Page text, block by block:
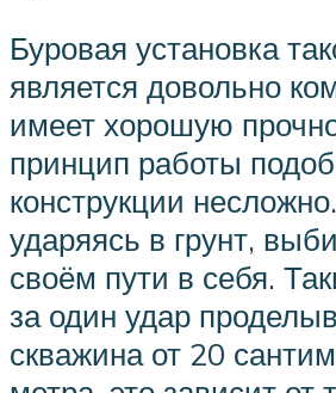
Буровая установка
является довольно
имеет хорошую
принцип работы
конструкции
ударяясь в грунт,
своём пути в себя.
за один удар
скважина от 20